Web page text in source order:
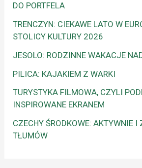
DO PORTFELA
TRENCZYN: CIEKAWE LATO W
STOLICY KULTURY 2026
JESOLO: RODZINNE WAKACJE
PILICA: KAJAKIEM Z WARKI
TURYSTYKA FILMOWA, CZYLI
INSPIROWANE EKRANEM
CZECHY ŚRODKOWE: AKTYWNIE I
TŁUMÓW